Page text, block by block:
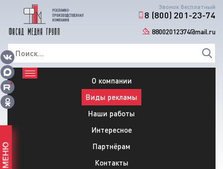
Звонок бесплатный
8 (800) 201-23-74
88002012374@mail.ru
О компании
Виды рекламы
Наши работы
Интересное
Партнёрам
Контакты
МЕНЮ